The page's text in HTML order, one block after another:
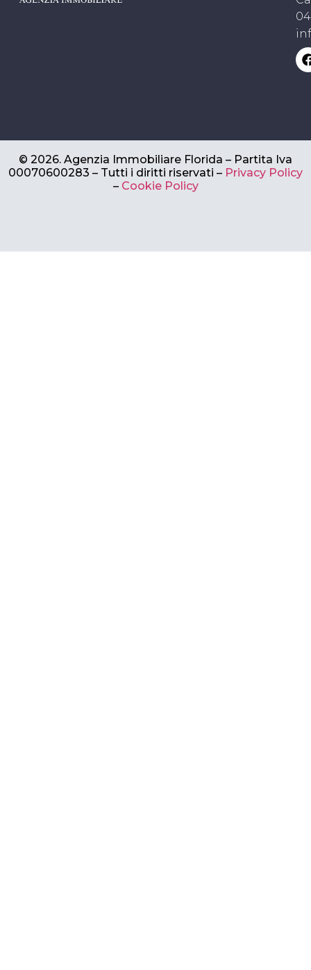
© 2026. Agenzia Immobiliare Florida – Partita Iva
00070600283 – Tutti i diritti riservati – Privacy Policy
– Cookie Policy